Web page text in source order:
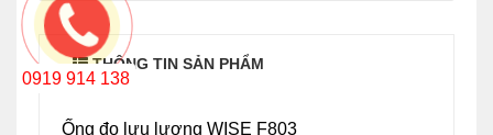
THÔNG TIN SẢN PHẨM
Ống đo lưu lượng WISE F803
0919 914 138